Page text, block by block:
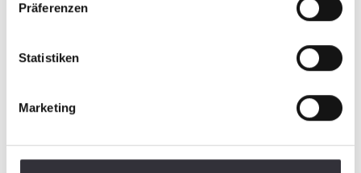
Präferenzen
Statistiken
Marketing